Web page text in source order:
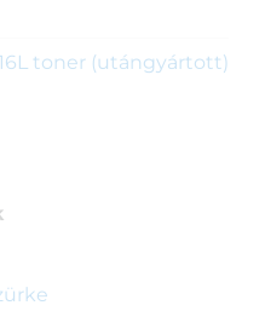
toner (utángyártott)